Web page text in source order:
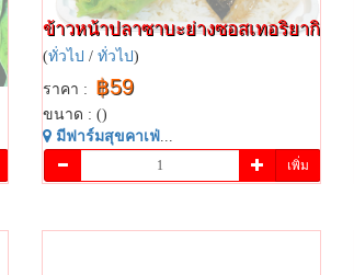
ข้าวหน้าป​ลาซา​บะย่าง​ซอส​เท​อริยากิ​
(ทั่วไป / ทั่วไป)
ราคา : ฿59
ขนาด : ()
มี​ฟาร์​มสุข​คาเฟ่​ ...
เพิ่ม